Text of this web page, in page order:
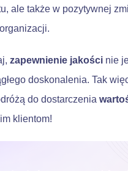
ale także w pozytywnej
zapewnienie jakości nie
doskonalenia. Tak
do dostarczenia
klientom!